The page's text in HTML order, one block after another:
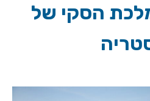
הסקי של